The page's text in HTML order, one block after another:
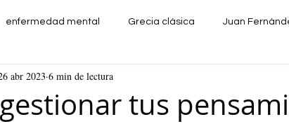
enfermedad mental Grecia clásica Juan
Suicidio Discapacidad
tus
abr 2023 6 min de lectura